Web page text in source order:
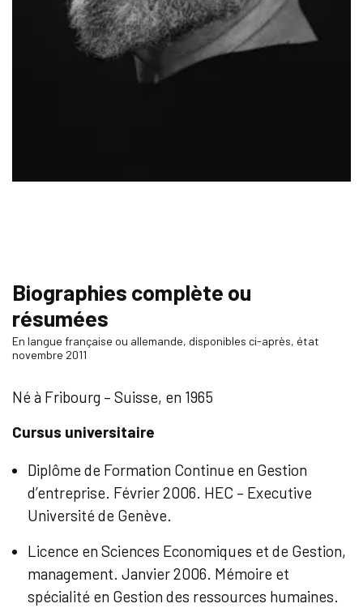
Biographies complète ou
résumées
En langue française ou allemande, disponibles ci-après, état
novembre 2011
Né à Fribourg – Suisse, en 1965
Cursus universitaire
Diplôme de Formation Continue en Gestion
d’entreprise. Février 2006. HEC – Executive
Université de Genève.
Licence en Sciences Economiques et de Gestion,
management. Janvier 2006. Mémoire et
spécialité en Gestion des ressources humaines.